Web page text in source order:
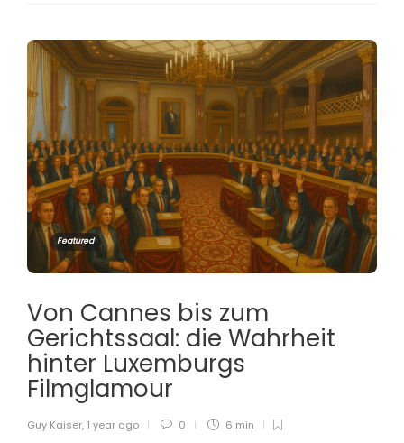
Featured
Von Cannes bis zum
Gerichtssaal: die Wahrheit
hinter Luxemburgs
Filmglamour
Guy Kaiser, 1 year ago 0 6 min